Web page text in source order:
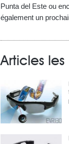
Punta del Este ou
également un
Articles